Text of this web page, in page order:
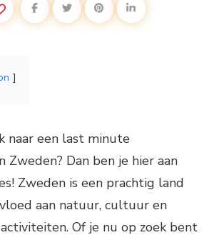
naar een last minute
Zweden? Dan ben je hier aan
Zweden is een prachtig land
aan natuur, cultuur en
Of je nu op zoek bent